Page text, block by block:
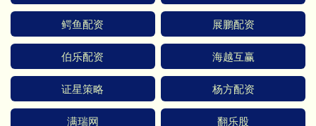
鳄鱼配资 展鹏配资
伯乐配资 海越互赢
证星策略 杨方配资
满瑞网 翻乐股